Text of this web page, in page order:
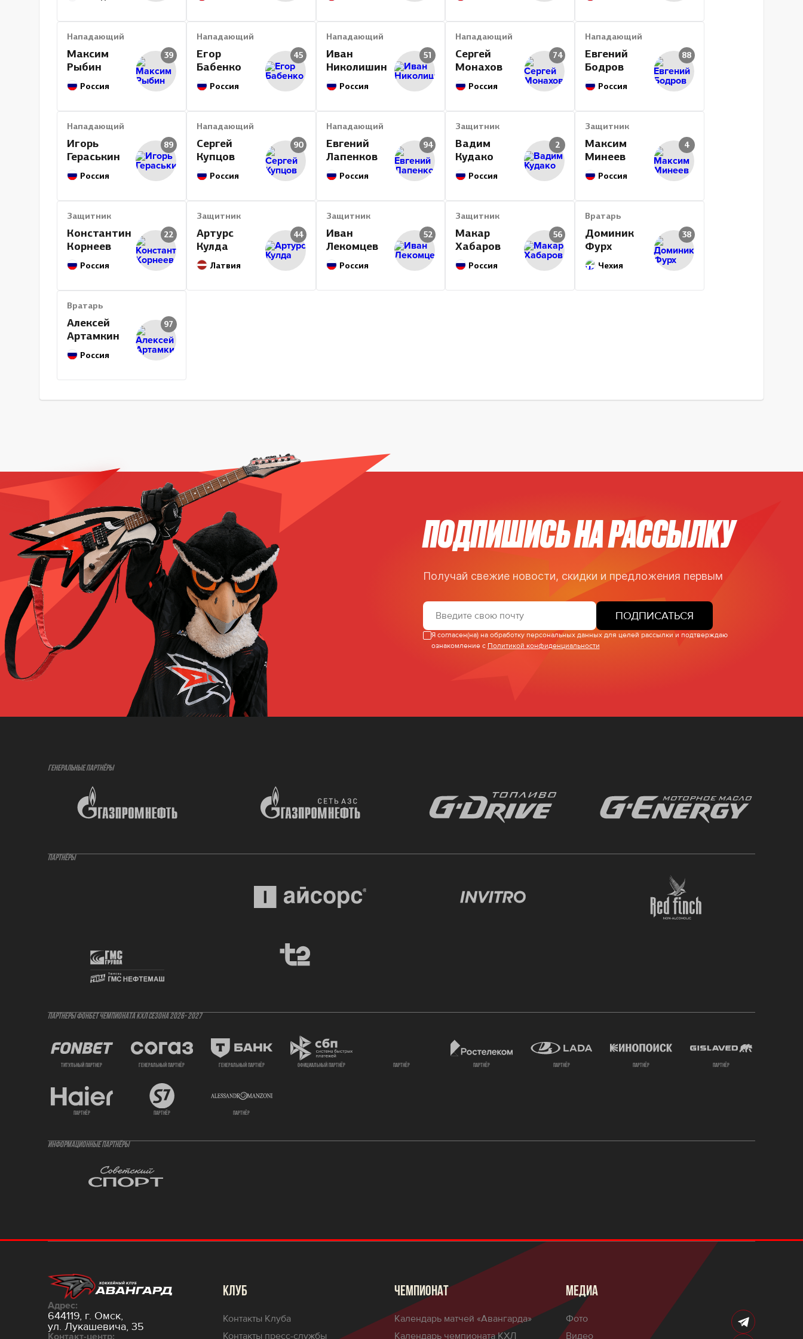
Нападающий
Максим
Рыбин
Россия
39
Нападающий
Егор
Бабенко
Россия
45
Нападающий
Иван
Николишин
Россия
51
Нападающий
Сергей
Монахов
Россия
74
Нападающий
Евгений
Бодров
Россия
88
Нападающий
Игорь
Гераськин
Россия
89
Нападающий
Сергей
Купцов
Россия
90
Нападающий
Евгений
Лапенков
Россия
94
Защитник
Вадим
Кудако
Россия
2
Защитник
Максим
Минеев
Россия
4
Защитник
Константин
Корнеев
Россия
22
Защитник
Артурс
Кулда
Латвия
44
Защитник
Иван
Лекомцев
Россия
52
Защитник
Макар
Хабаров
Россия
56
Вратарь
Доминик
Фурх
Чехия
38
Вратарь
Алексей
Артамкин
Россия
97
ПОДПИШИСЬ НА РАССЫЛКУ
Получай свежие новости, скидки и предложения первым
ПОДПИСАТЬСЯ
Я согласен(на) на обработку персональных данных для целей рассылки и подтверждаю
ознакомление с Политикой конфиденциальности
ГЕНЕРАЛЬНЫЕ ПАРТНЁРЫ
ПАРТНЁРЫ
ПАРТНЕРЫ ФОНБЕТ ЧЕМПИОНАТА КХЛ СЕЗОНА 2026- 2027
титульный партнер генеральный партнёр генеральный партнёр официальный партнёр партнёр партнёр партнёр партнёр партнёр
партнёр партнёр партнёр
ИНФОРМАЦИОННЫЕ ПАРТНЁРЫ
Адрес:
644119, г. Омск,
ул. Лукашевича, 35
Контакт-центр:
КЛУБ
Контакты Клуба
Контакты пресс-службы
ЧЕМПИОНАТ
Календарь матчей «Авангарда»
Календарь чемпионата КХЛ
МЕДИА
Фото
Видео